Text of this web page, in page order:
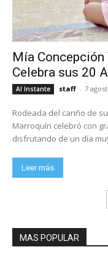
Mía
Celebra sus 20
Al Instante staff - 7
Rodeada del cariño de
Marroquín celebró con
disfrutando de un día
Leer más
MAS POPULAR